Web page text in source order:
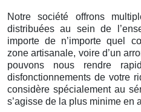
Notre société offrons
distribuées au sein de
importe de n’importe quel
zone artisanale, voire d’un
pouvons nous rendre
disfonctionnements de votre
considère spécialement au
s’agisse de la plus minime en